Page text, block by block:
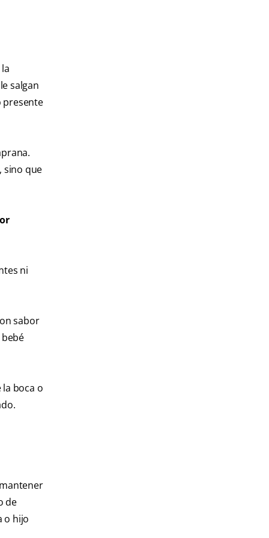
salgan
presente
sino que
ni
sabor
boca o
de
o hijo